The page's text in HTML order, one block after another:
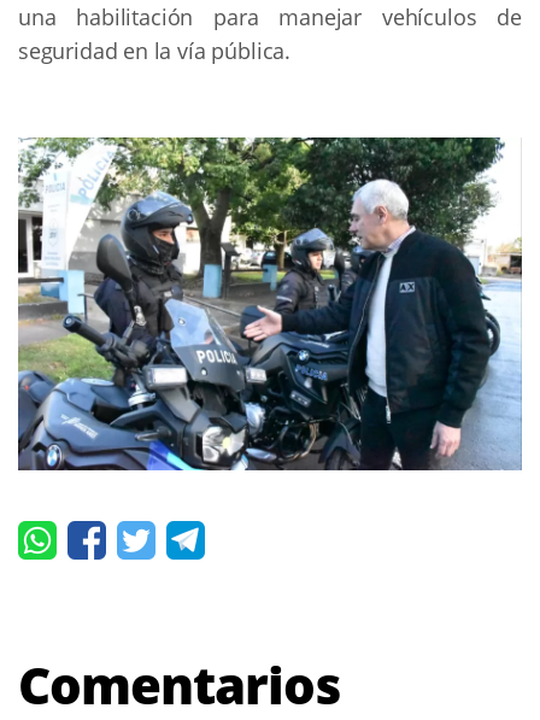
una habilitación para manejar vehículos de
seguridad en la vía pública.
Comentarios